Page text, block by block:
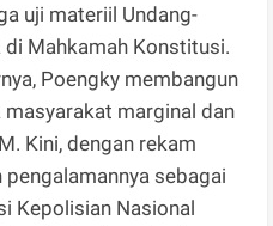
uji materiil Undang-
di Mahkamah Konstitusi.
Poengky membangun
marginal dan
Kini, dengan rekam
pengalamannya sebagai
Kepolisian Nasional